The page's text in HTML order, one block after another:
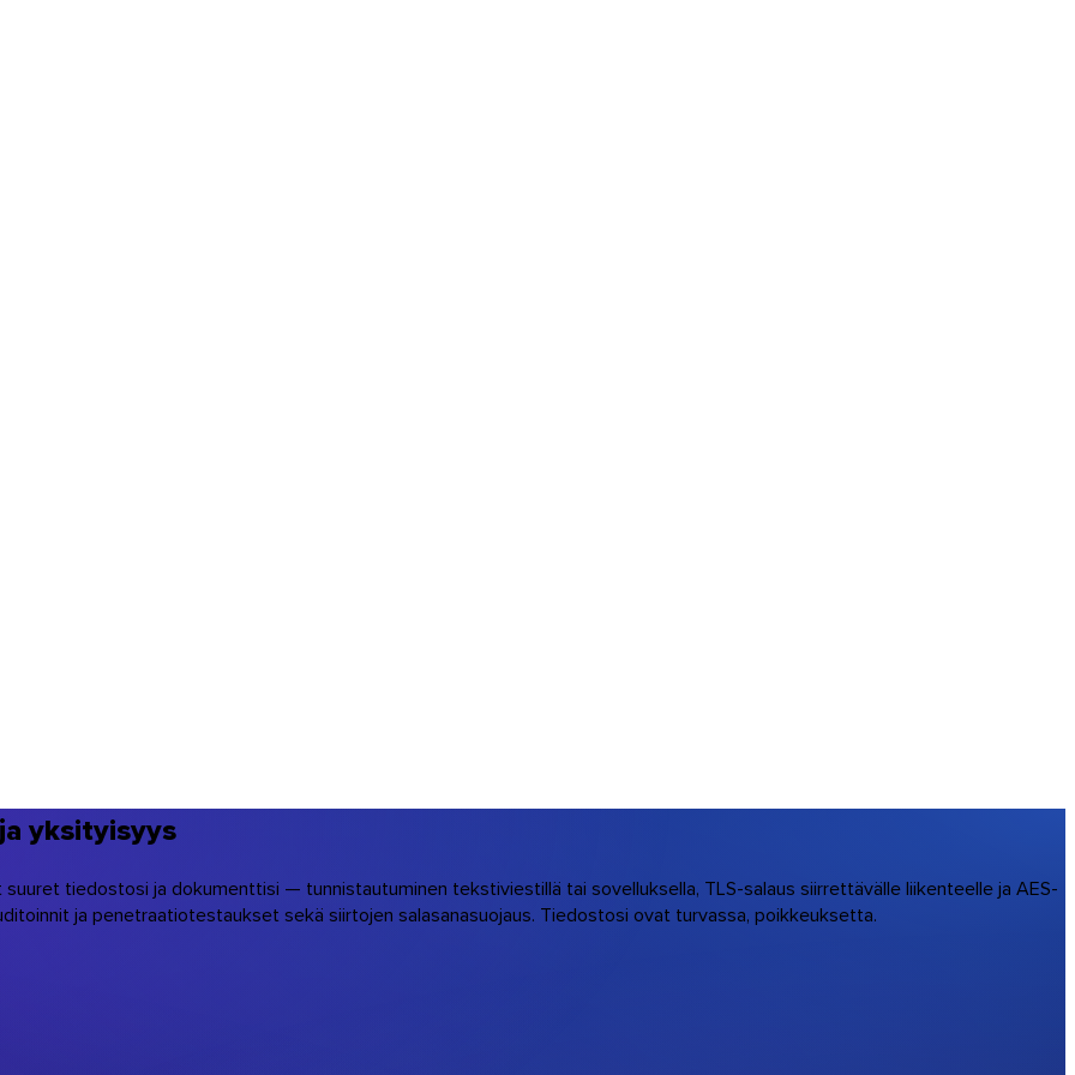
yksityisyys
tiedostosi ja dokumenttisi — tunnistautuminen tekstiviestillä tai sovelluksella, TLS-salaus siirrettävälle liikenteelle ja AES-
ja penetraatiotestaukset sekä siirtojen salasanasuojaus. Tiedostosi ovat turvassa, poikkeuksetta.